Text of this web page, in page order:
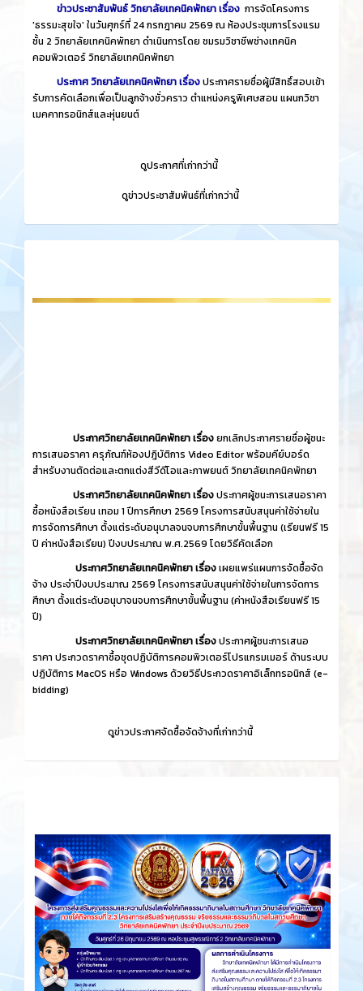
ข่าวประชาสัมพันธ์ วิทยาลัยเทคนิคพัทยา เรื่อง การจัดโครงการ
'ธรรมะสุขใจ' ในวันศุกร์ที่ 24 กรกฎาคม 2569 ณ ห้องประชุมการโรงแรม
ชั้น 2 วิทยาลัยเทคนิคพัทยา ดำเนินการโดย ชมรมวิชาชีพช่างเทคนิค
คอมพิวเตอร์ วิทยาลัยเทคนิคพัทยา
ประกาศ วิทยาลัยเทคนิคพัทยา เรื่องประกาศรายชื่อผู้มีสิทธิ์สอบเข้า
รับการคัดเลือกเพื่อเป็นลูกจ้างชั่วคราว ตำแหน่งครูพิเศษสอน แผนกวิชา
เมคคาทรอนิกส์และหุ่นยนต์
ดูประกาศที่เก่ากว่านี้
ดูข่าวประชาสัมพันธ์ที่เก่ากว่านี้
ประกาศวิทยาลัยเทคนิคพัทยา เรื่องยกเลิกประกาศรายชื่อผู้ชนะ
การเสนอราคา ครุภัณฑ์ห้องปฎิบัติการ Video Editor พร้อมคีย์บอร์ด
สำหรับงานตัดต่อและตกแต่งสีวีดีโอและภาพยนต์ วิทยาลัยเทคนิคพัทยา
ประกาศวิทยาลัยเทคนิคพัทยา เรื่องประกาศผู้ชนะการเสนอราคา
ซื้อหนังสือเรียน เทอม 1 ปีการศึกษา 2569 โครงการสนับสนุนค่าใช้จ่ายใน
การจัดการศึกษา ตั้งแต่ระดับอนุบาลจนจบการศึกษาขั้นพื้นฐาน (เรียนฟรี 15
ปี ค่าหนังสือเรียน) ปีงบประมาณ พ.ศ.2569 โดยวิธีคัดเลือก
ประกาศวิทยาลัยเทคนิคพัทยา เรื่องเผยแพร่แผนการจัดซื้อจัด
จ้าง ประจำปีงบประมาณ 2569 โครงการสนับสนุนค่าใช้จ่ายในการจัดการ
ศึกษา ตั้งแต่ระดับอนุบาจนจบการศึกษาขั้นพื้นฐาน (ค่าหนังสือเรียนฟรี 15
ปี)
ประกาศวิทยาลัยเทคนิคพัทยา เรื่องประกาศผู้ชนะการเสนอ
ราคา ประกวดราคาซื้อชุดปฏิบัติการคอมพิวเตอร์โปรแกรมเมอร์ ด้านระบบ
ปฏิบัติการ MacOS หรือ Windows ด้วยวิธีประกวดราคาอิเล็กทรอนิกส์ (e-
bidding)
ดูข่าวประกาศจัดซื้อจัดจ้างที่เก่ากว่านี้